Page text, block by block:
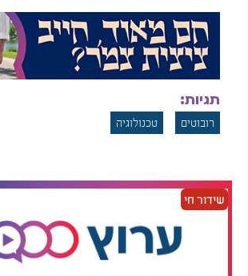
תגיות:
רובוטים טכנולוגיה
שידור חי